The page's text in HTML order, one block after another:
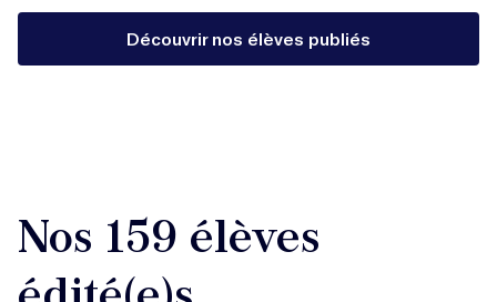
Découvrir nos élèves publiés
Nos 159 élèves